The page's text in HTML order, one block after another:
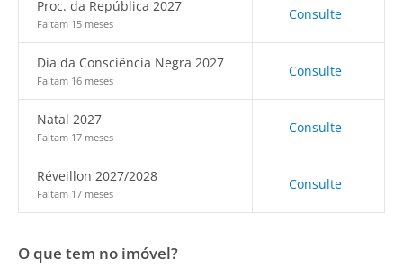
Proc. da República 2027
Faltam 15 meses
Consulte
Dia da Consciência Negra 2027
Faltam 16 meses
Consulte
Natal 2027
Faltam 17 meses
Consulte
Réveillon 2027/2028
Faltam 17 meses
Consulte
O que tem no imóvel?